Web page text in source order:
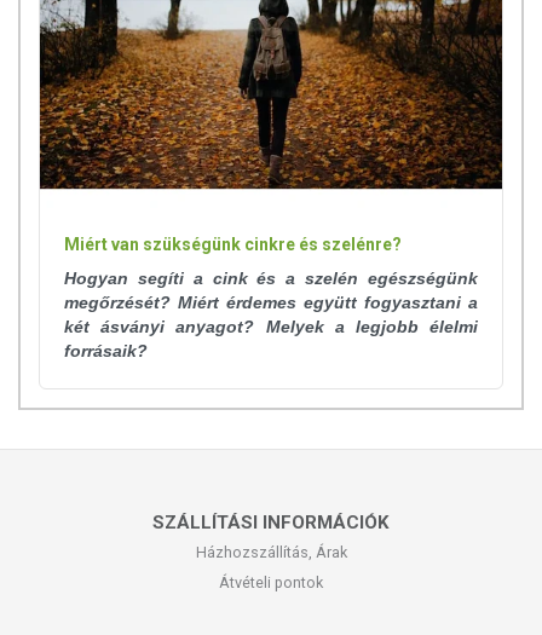
A termék nem helyettesíti a kiegyensúlyozott, vegyes
étrendet és az egészséges életmódot! A termék nem
gyógyít betegségeket! A termék nem az orvosi kezelés
helyettesítésére alkalmas! Betegség esetén használatát
beszélje meg kezelőorvosával. Az ajánlott napi fogyasztási
mennyiséget ne lépje túl! Ne szedje a készítményt, ha az
összetevők bármelyikére érzékeny vagy allergiás!
Miért van szükségünk cinkre és szelénre?
Hogyan segíti a cink és a szelén egészségünk
megőrzését? Miért érdemes együtt fogyasztani a
két ásványi anyagot? Melyek a legjobb élelmi
forrásaik?
SZÁLLÍTÁSI INFORMÁCIÓK
Házhozszállítás, Árak
Átvételi pontok